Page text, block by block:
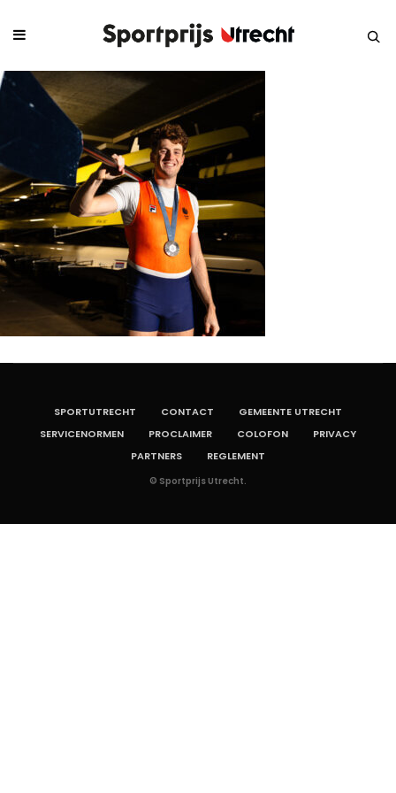
SPORTUTRECHT CONTACT
GEMEENTE UTRECHT
SERVICENORMEN
PROCLAIMER COLOFON
PRIVACY
PARTNERS
REGLEMENT
© Sportprijs Utrecht.